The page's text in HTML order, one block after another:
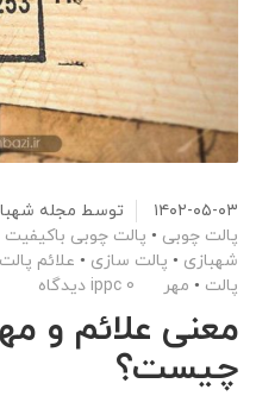
۱۴۰۲-۰۵-۰۳ توسط مجله
پالت چوبی • پالت چوبی باکیفیت
شهبازی • پالت سازی • علائم
پالت • مهر ippc 0 دیدگاه
معنی علائم و
چیست؟